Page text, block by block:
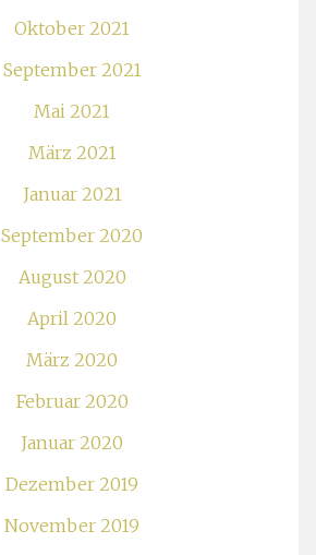
Oktober 2021
September 2021
Mai 2021
März 2021
Januar 2021
September 2020
August 2020
April 2020
März 2020
Februar 2020
Januar 2020
Dezember 2019
November 2019